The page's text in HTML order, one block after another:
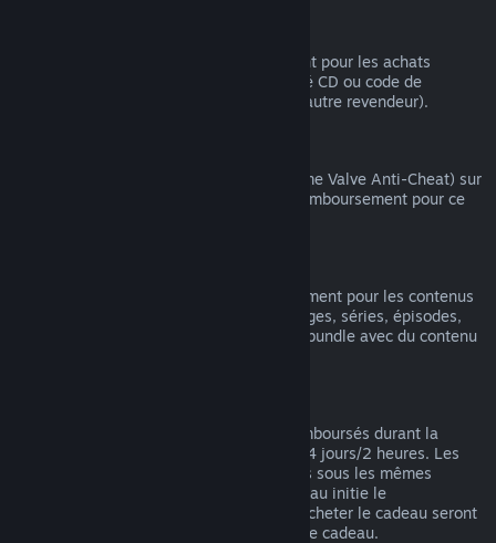
Valve ne peut pas offrir de remboursement pour les achats
effectués hors de Steam (par exemple, clé CD ou code de
portemonnaie Steam acheté auprès d'un autre revendeur).
Si vous avez été banni(e) par VAC (système Valve Anti-Cheat) sur
un jeu, vous perdez alors votre droit de remboursement pour ce
Nous ne pouvons pas offrir de remboursement pour les contenus
vidéo sur Steam (ex. : films, courts-métrages, séries, épisodes,
tutoriels), sauf si la vidéo fait partie d'un bundle avec du contenu
Les cadeaux non activés peuvent être remboursés durant la
période de remboursement standard de 14 jours/2 heures. Les
cadeaux activés pourront être remboursés sous les mêmes
conditions si le ou la destinataire du cadeau initie le
remboursement. Les fonds utilisés pour acheter le cadeau seront
remboursés à celui ou celle qui a acheté le cadeau.